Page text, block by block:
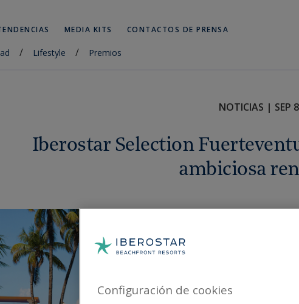
MEDIA KITS CONTACTOS DE PRENSA
/ Lifestyle / Premios
NOTICIAS | SEP
Iberostar Selection
ambiciosa
Configuración de cookies